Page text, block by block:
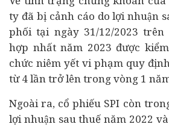
ty đã bị cảnh cáo do lợi nhuận
phối tại ngày 31/12/2023
hợp nhất năm 2023 được
chức niêm yết vi phạm quy
từ 4 lần trở lên trong vòng 1
Ngoài ra, cổ phiếu SPI còn
lợi nhuận sau thuế năm 2022